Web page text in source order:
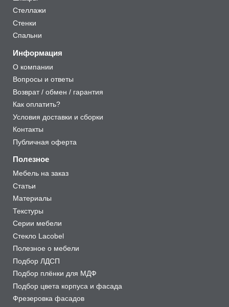
Стеллажи
Стенки
Спальни
Информация
О компании
Вопросы и ответы
Возврат / обмен / гарантия
Как оплатить?
Условия доставки и сборки
Контакты
Публичная оферта
Полезное
Мебель на заказ
Статьи
Материалы
Текстуры
Серии мебели
Стекло Lacobel
Полезное о мебели
Подбор ЛДСП
Подбор плёнки для МДФ
Подбор цвета корпуса и фасада
Фрезеровка фасадов